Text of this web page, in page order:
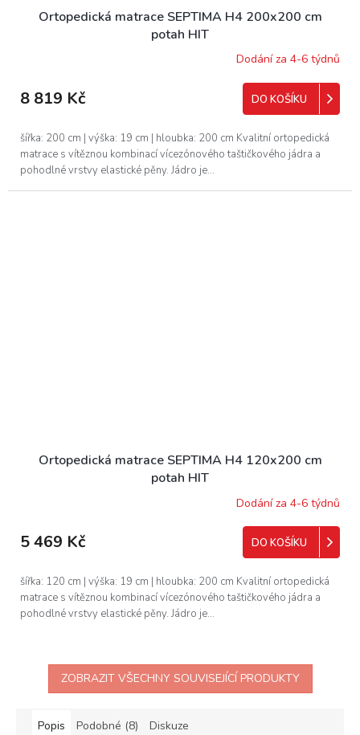
Ortopedická matrace SEPTIMA H4 200x200 cm
potah HIT
Dodání za 4-6 týdnů
8 819 Kč DO KOŠÍKU
šířka: 200 cm | výška: 19 cm | hloubka: 200 cm Kvalitní ortopedická
matrace s vítěznou kombinací vícezónového taštičkového jádra a
pohodlné vrstvy elastické pěny. Jádro je...
Ortopedická matrace SEPTIMA H4 120x200 cm
potah HIT
Dodání za 4-6 týdnů
5 469 Kč DO KOŠÍKU
šířka: 120 cm | výška: 19 cm | hloubka: 200 cm Kvalitní ortopedická
matrace s vítěznou kombinací vícezónového taštičkového jádra a
pohodlné vrstvy elastické pěny. Jádro je...
ZOBRAZIT VŠECHNY SOUVISEJÍCÍ PRODUKTY
Popis Podobné (8) Diskuze